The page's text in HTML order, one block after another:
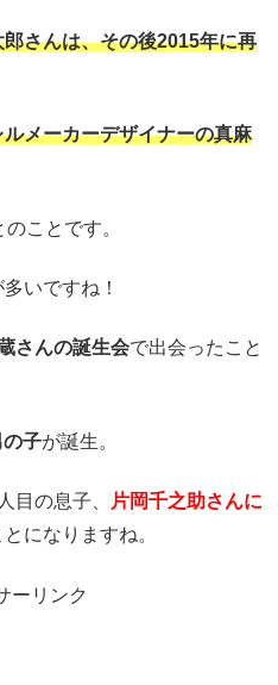
さんは、その後2015年に再
メーカーデザイナーの真麻
ことです。
いですね！
さんの誕生会で出会ったこと
子が誕生。
目の息子、
片岡千之助さんに
になりますね。
ーリンク